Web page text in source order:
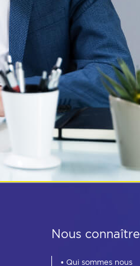
Nous connaître
• Qui sommes nous